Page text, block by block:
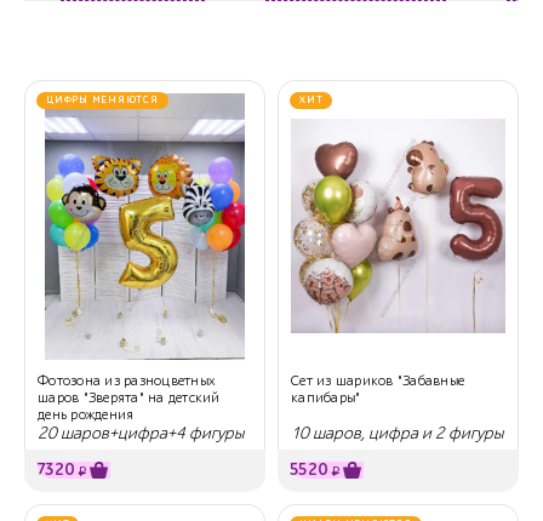
ЦИФРЫ МЕНЯЮТСЯ
Фотозона из разноцветных
шаров "Зверята" на детский
день рождения
20 шаров+цифра+4 фигуры
7320 ₽
ХИТ
Сет из шариков "Забавные
капибары"
10 шаров, цифра и 2 фигуры
5520 ₽